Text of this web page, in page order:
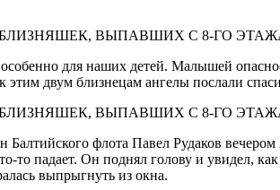
для наших детей. Малышей
этим двум близнецам ангелы послали
Балтийского флота Павел Рудаков
то падает. Он поднял голову и увидел,
выпрыгнуть из окна.